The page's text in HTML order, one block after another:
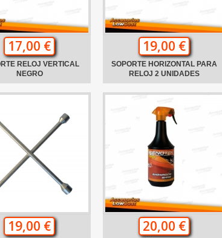
17,00 €
RELOJ VERTICAL
NEGRO
19,00 €
SOPORTE HORIZONTAL PARA
RELOJ 2 UNIDADES
19,00 € 20,00 €